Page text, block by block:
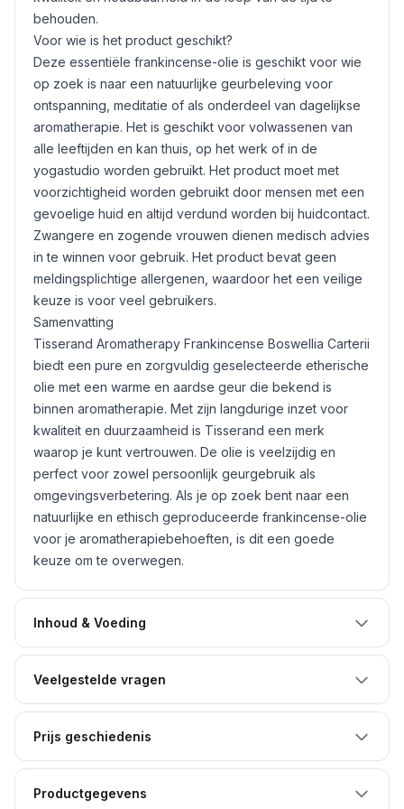
behouden.
Voor wie is het product geschikt?
Deze essentiële frankincense-olie is geschikt voor wie
op zoek is naar een natuurlijke geurbeleving voor
ontspanning, meditatie of als onderdeel van dagelijkse
aromatherapie. Het is geschikt voor volwassenen van
alle leeftijden en kan thuis, op het werk of in de
yogastudio worden gebruikt. Het product moet met
voorzichtigheid worden gebruikt door mensen met een
gevoelige huid en altijd verdund worden bij huidcontact.
Zwangere en zogende vrouwen dienen medisch advies
in te winnen voor gebruik. Het product bevat geen
meldingsplichtige allergenen, waardoor het een veilige
keuze is voor veel gebruikers.
Samenvatting
Tisserand Aromatherapy Frankincense Boswellia Carterii
biedt een pure en zorgvuldig geselecteerde etherische
olie met een warme en aardse geur die bekend is
binnen aromatherapie. Met zijn langdurige inzet voor
kwaliteit en duurzaamheid is Tisserand een merk
waarop je kunt vertrouwen. De olie is veelzijdig en
perfect voor zowel persoonlijk geurgebruik als
omgevingsverbetering. Als je op zoek bent naar een
natuurlijke en ethisch geproduceerde frankincense-olie
voor je aromatherapiebehoeften, is dit een goede
keuze om te overwegen.
Inhoud & Voeding
Veelgestelde vragen
Prijs geschiedenis
Productgegevens